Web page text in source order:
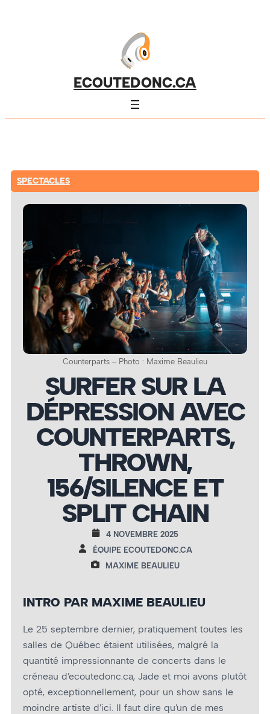
ECOUTEDONC.CA
SPECTACLES
Counterparts – Photo : Maxime Beaulieu
SURFER SUR LA
DÉPRESSION AVEC
COUNTERPARTS,
THROWN,
156/SILENCE ET
SPLIT CHAIN
4 NOVEMBRE 2025
ÉQUIPE ECOUTEDONC.CA
MAXIME BEAULIEU
INTRO PAR MAXIME BEAULIEU
Le 25 septembre dernier, pratiquement toutes les
salles de Québec étaient utilisées, malgré la
quantité impressionnante de concerts dans le
créneau d’ecoutedonc.ca, Jade et moi avons plutôt
opté, exceptionnellement, pour un show sans le
moindre artiste d’ici. Il faut dire qu’un de mes